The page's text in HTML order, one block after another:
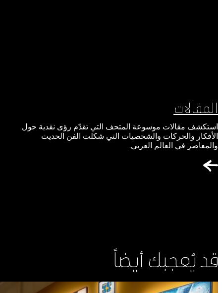
المقالات
استكشف مقالات موسوعة المتحف التي تقدّم رؤى نقدية حول
الأفكار والحركات والشخصيات التي شكلت الفن الحديث
والمعاصر في العالم العربي.
قد يُعجبك أيضاً